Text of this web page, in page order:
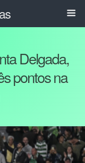
Delgada,
pontos na